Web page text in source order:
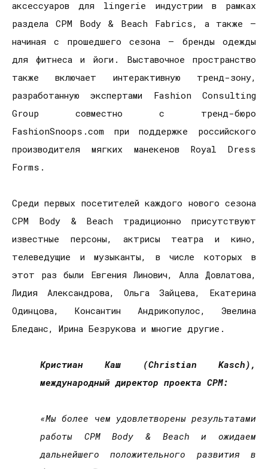
аксессуаров для lingerie индустрии в рамках
раздела CPM Body& Beach Fabrics, а также –
начиная с прошедшего сезона – бренды одежды
для фитнеса и йоги. Выставочное пространство
также включает интерактивную тренд-зону,
разработанную экспертами Fashion
Consulting
Group совместно с тренд-бюро
FashionSnoops .com при поддержке российского
производителя мягких манекенов Royal
Dress
Forms .
Среди первых посетителей каждого нового сезона
CPM
Body& Beach традиционно присутствуют
известные персоны, актрисы театра и кино,
телеведущие и музыканты, в числе которых в
этот раз были Евгения Линович, Алла Довлатова,
Лидия Александрова, Ольга Зайцева, Екатерина
Одинцова, Консантин Андрикопулос, Эвелина
Бледанс, Ирина Безрукова и многие другие.
Кристиан Каш (Christian Kasch),
международный директор проекта CPM:
«Мы более чем удовлетворены результатами
работы CPM Body & Beach и ожидаем
дальнейшего положительного развития в